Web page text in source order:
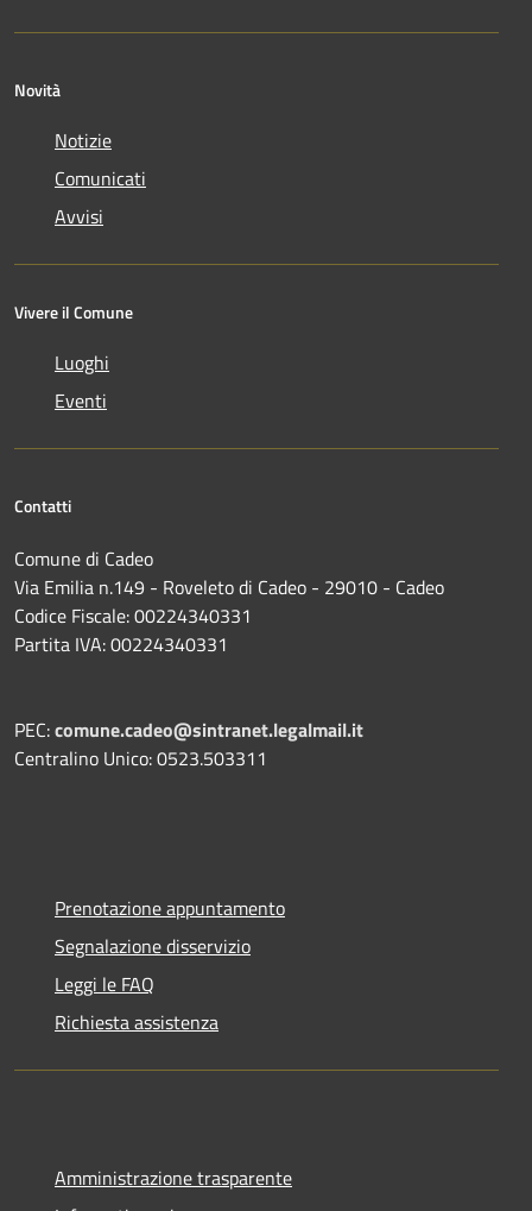
Novità
Notizie
Comunicati
Avvisi
Vivere il Comune
Luoghi
Eventi
Contatti
Comune di Cadeo
Via Emilia n.149 - Roveleto di Cadeo - 29010 - Cadeo
Codice Fiscale: 00224340331
Partita IVA: 00224340331
PEC:comune.cadeo@sintranet.legalmail.it
Centralino Unico: 0523.503311
Prenotazione appuntamento
Segnalazione disservizio
Leggi le FAQ
Richiesta assistenza
Amministrazione trasparente